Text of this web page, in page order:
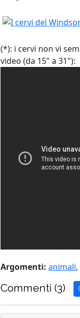
(*): i cervi non vi
video (da 15" a 31"):
Argomenti: animali,
Commenti (3)